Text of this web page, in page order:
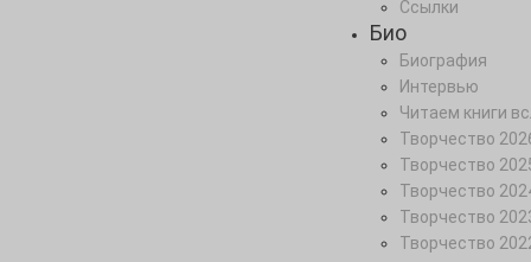
Ссылки
Био
Биография
Интервью
Читаем книги
Творчество
Творчество
Творчество
Творчество
Творчество